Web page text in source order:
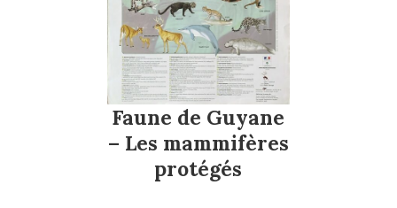
Faune de Guyane
– Les mammifères
protégés